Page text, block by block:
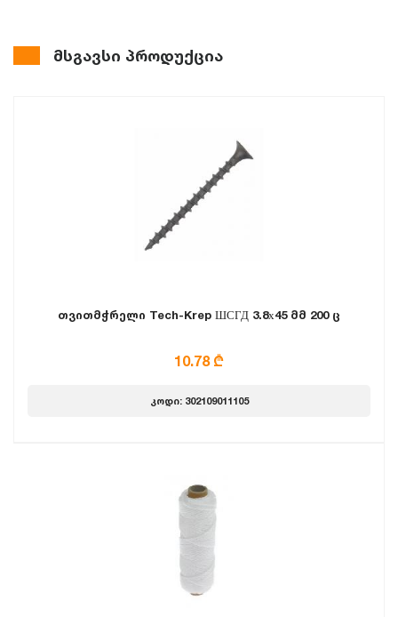
მსგავსი პროდუქცია
თვითმჭრელი Tech-Krep ШСГД 3.8х45 მმ 200 ც
10.78 ₾
კოდი: 302109011105